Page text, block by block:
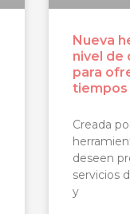
Nueva
nivel de
para
tiempos
Creada
deseen
servicios
y